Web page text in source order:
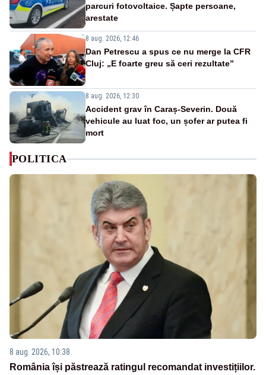
parcuri fotovoltaice. Șapte persoane,
arestate
8 aug. 2026, 12:46
Dan Petrescu a spus ce nu merge la CFR
Cluj: „E foarte greu să ceri rezultate”
8 aug. 2026, 12:30
Accident grav în Caraș-Severin. Două
vehicule au luat foc, un șofer ar putea fi
mort
POLITICA
8 aug. 2026, 10:38
România își păstrează ratingul recomandat investițiilor.